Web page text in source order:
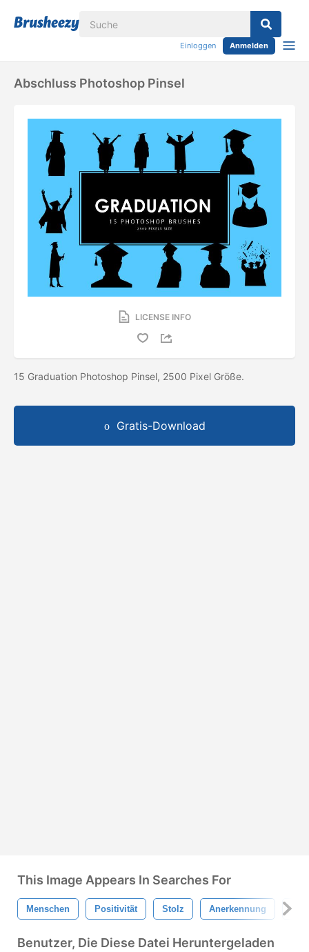
Einloggen Anmelden
Abschluss Photoshop Pinsel
LICENSE INFO
15 Graduation Photoshop Pinsel, 2500 Pixel Größe.
Gratis-Download
This Image Appears In Searches For
Menschen Positivität Stolz Anerkennung Von
Benutzer, Die Diese Datei Heruntergeladen